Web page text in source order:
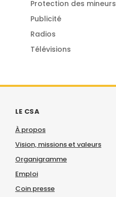
Protection des mineurs
Publicité
Radios
Télévisions
LE CSA
À propos
Vision, missions et valeurs
Organigramme
Emploi
Coin presse